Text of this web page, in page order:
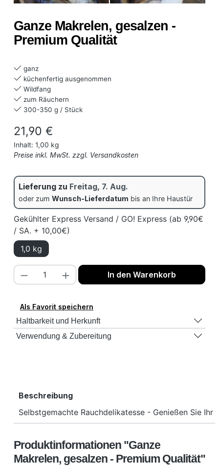
Ganze Makrelen, gesalzen -
Premium Qualität
ganz
küchenfertig ausgenommen
Wildfang
zum Räuchern
300-350 g / Stück
Regulärer Preis:
21,90 €
Inhalt: 1,00 kg
Preise inkl. MwSt. zzgl. Versandkosten
Lieferung zu Freitag, 7. Aug.
oder zum Wunsch-Lieferdatum bis an Ihre Haustür
Gekühlter Express Versand / GO! Express (ab 9,90€
/ SA. + 10,00€)
1,0 kg
Produkt Anzahl: Gib den gewünschten
In den Warenkorb
Als Favorit speichern
Haltbarkeit und Herkunft
Verwendung & Zubereitung
Beschreibung
Selbstgemachte Rauchdelikatesse - Genießen Sie
Produktinformationen "Ganze
Makrelen, gesalzen - Premium Qualität"